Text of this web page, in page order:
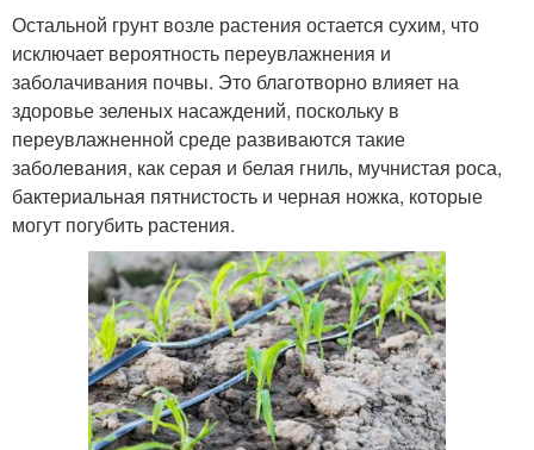
Остальной грунт возле растения остается сухим, что
исключает вероятность переувлажнения и
заболачивания почвы. Это благотворно влияет на
здоровье зеленых насаждений, поскольку в
переувлажненной среде развиваются такие
заболевания, как серая и белая гниль, мучнистая роса,
бактериальная пятнистость и черная ножка, которые
могут погубить растения.